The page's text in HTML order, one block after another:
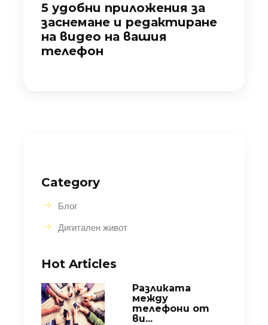
5 удобни приложения за
заснемане и редактиране
на видео на вашия
телефон
Category
Блог
Дигитален живот
Hot Articles
Разликата
между
телефони от
ви...